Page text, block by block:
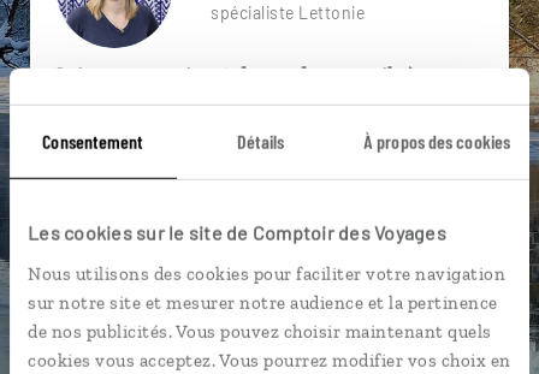
Consentement Détails À propos des cookies
Les cookies sur le site de Comptoir des Voyages
Nous utilisons des cookies pour faciliter votre navigation
sur notre site et mesurer notre audience et la pertinence
de nos publicités. Vous pouvez choisir maintenant quels
cookies vous acceptez. Vous pourrez modifier vos choix en
spécialiste Lettonie
Suivez vos envies et demandez conseils à nos
spécialistes
Ils sauront organiser votre itinéraire au plus
près de vos envies et de la réalité du pays.
Échangez en face à face ou depuis nos studios
téléphone.
Vous gardez le même interlocuteur avant,
pendant et après votre voyage.